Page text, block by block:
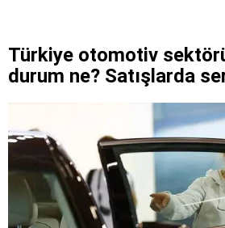
Türkiye otomotiv
durum ne? Satışlarda